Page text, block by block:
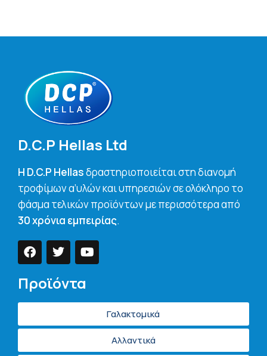
D.C.P Hellas Ltd
H D.C.P Hellasδραστηριοποιείται στη διανομή
τροφίμων α’υλών και υπηρεσιών σε ολόκληρο το
φάσμα τελικών προϊόντων με περισσότερα από
30 χρόνια εμπειρίας.
Προϊόντα
Γαλακτομικά
Αλλαντικά